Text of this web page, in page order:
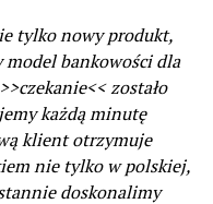
tylko nowy produkt,
model bankowości dla
zostało
każdą minutę
klient otrzymuje
nie tylko w polskiej,
doskonalimy